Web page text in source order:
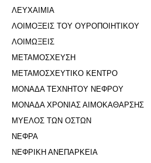
ΛΕΥΧΑΙΜΙΑ
ΛΟΙΜΟΞΕΙΣ ΤΟΥ ΟΥΡΟΠΟΙΗΤΙΚΟΥ
ΛΟΙΜΩΞΕΙΣ
ΜΕΤΑΜΟΣΧΕΥΣΗ
ΜΕΤΑΜΟΣΧΕΥΤΙΚΟ ΚΕΝΤΡΟ
ΜΟΝΑΔΑ ΤΕΧΝΗΤΟΥ ΝΕΦΡΟΥ
ΜΟΝΑΔΑ ΧΡΟΝΙΑΣ ΑΙΜΟΚΑΘΑΡΣΗΣ
ΜΥΕΛΟΣ ΤΩΝ ΟΣΤΩΝ
ΝΕΦΡΑ
ΝΕΦΡΙΚΗ ΑΝΕΠΑΡΚΕΙΑ